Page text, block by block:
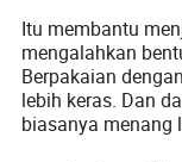
Itu membantu
mengalahkan
Berpakaian
lebih keras. Dan
biasanya menang